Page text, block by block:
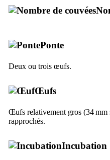
Ponte
Deux ou trois œufs.
Œufs
Œufs relativement gros (34 mm
rapprochés.
Incubation